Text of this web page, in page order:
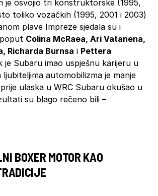
je osvojio tri konstruktorske (1995,
toliko vozačkih (1995, 2001 i 2003)
plave Impreze sjedala su i
Colina McRaea, Ari Vatanena,
Richarda Burnsa i Pettera
je Subaru imao uspješnu karijeru u
ljubiteljima automobilizma je manje
ulaska u WRC Subaru okušao u
su blago rečeno bili –
BOXER MOTOR KAO